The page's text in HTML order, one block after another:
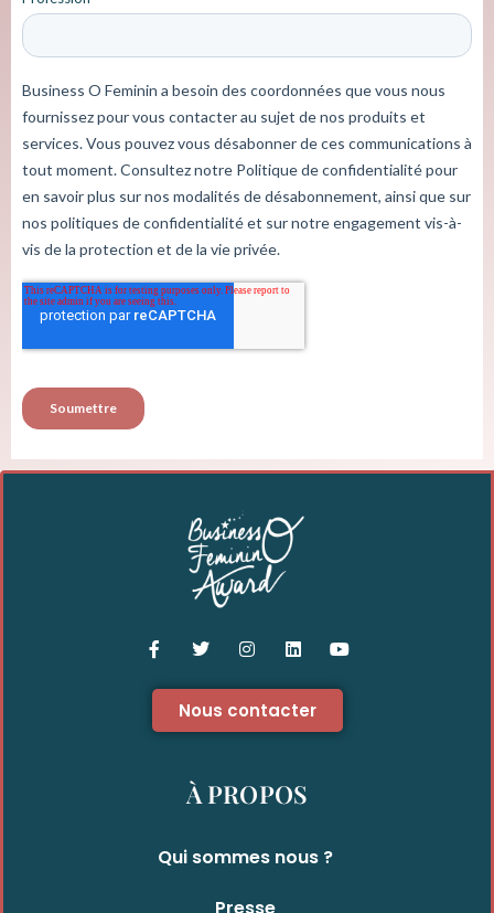
Nous contacter
À PROPOS
Qui sommes nous ?
Presse